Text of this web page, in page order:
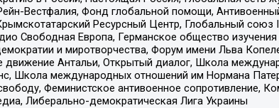
Вестфалия, Фонд глобальной помощи,
Ресурсный Центр, Глобальный союз
Свободная Европа, Германское общество
и миротворчества, Форум имени Льва
Антальи, Открытый диалог, Школа
Школа международных отношений им Нормана
Феминистское антивоенное сопротивление,
Либерально-демократическая Лига Украины